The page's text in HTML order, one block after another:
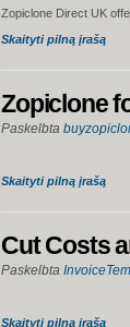
Zopiclone Direct UK
Skaityti pilną įrašą
Zopiclone
Paskelbta
Skaityti pilną įrašą
Cut Costs
Paskelbta
Skaityti pilną įrašą